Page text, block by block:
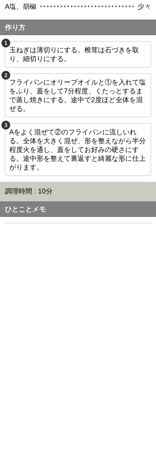
A塩、胡椒 少々
作り方
1
玉ねぎは薄切りにする。椎茸は石づきを取
り、細切りにする。
2
フライパンにオリーブオイルと①を入れて塩
をふり、蓋をして7分程度、くたっとするま
で蒸し焼きにする。途中で2度ほど全体を混
ぜる。
3
Aをよく混ぜて②のフライパンに流しいれ
る。全体を大きく混ぜ、形を整えながら半分
程度火を通し、蓋をしてお好みの硬さにす
る。途中形を整えて裏返すと綺麗な形に仕上
がります。
調理時間 : 10分
ひとことメモ